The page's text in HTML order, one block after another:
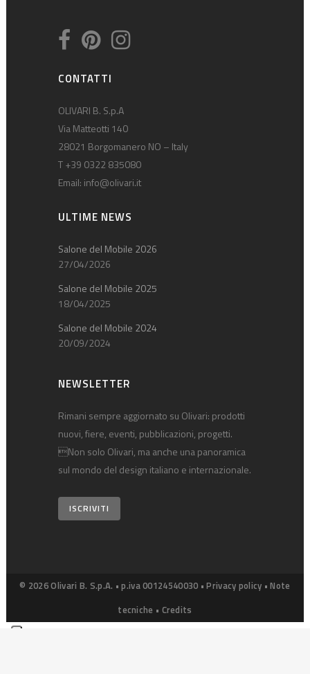
CONTATTI
OLIVARI B. S.p.A
Via Matteotti 140
28021 Borgomanero NO – Italy
T +39 0322 835080
Email: info@olivari.it
ULTIME NEWS
Salone del Mobile 2026
27/04/2026
Salone del Mobile 2025
18/04/2025
Salone del Mobile 2024
20/09/2024
NEWSLETTER
Rimani sempre aggiornato su Olivari: prodotti
nuovi, fiere, eventi, pubblicazioni, progetti.
Non solo Olivari, ma anche una panoramica
sul mondo del design italiano e internazionale.
ISCRIVITI
© 2026 Olivari B. S.p.A. • p.iva 00124540030 •Privacy policy •Note
tecniche • Credits